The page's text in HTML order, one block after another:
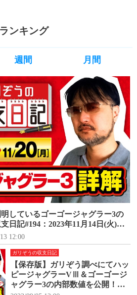
ランキング
週間 月間
しているゴーゴージャグラー3の
日記#194：2023年11月14日(火)～1
12:00
ガリぞうの収支日記
【保存版】ガリぞう調べにてハッ
ピージャグラーVⅢ＆ゴーゴージ
ャグラー3の内部数値を公開！